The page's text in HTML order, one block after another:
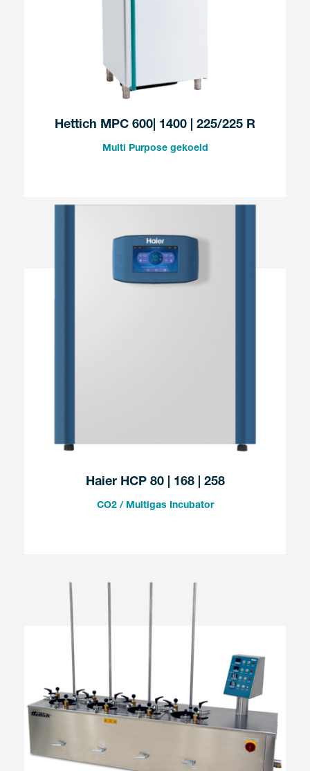
Hettich MPC 600| 1400 | 225/225 R
Multi Purpose gekoeld
Haier HCP 80 | 168 | 258
CO2 / Multigas Incubator